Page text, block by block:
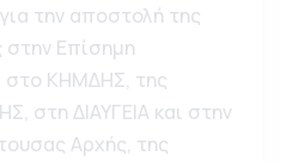
την αποστολή της
Επίσημη
στο ΚΗΜΔΗΣ, της
στη ΔΙΑΥΓΕΙΑ και στην
Αρχής, της